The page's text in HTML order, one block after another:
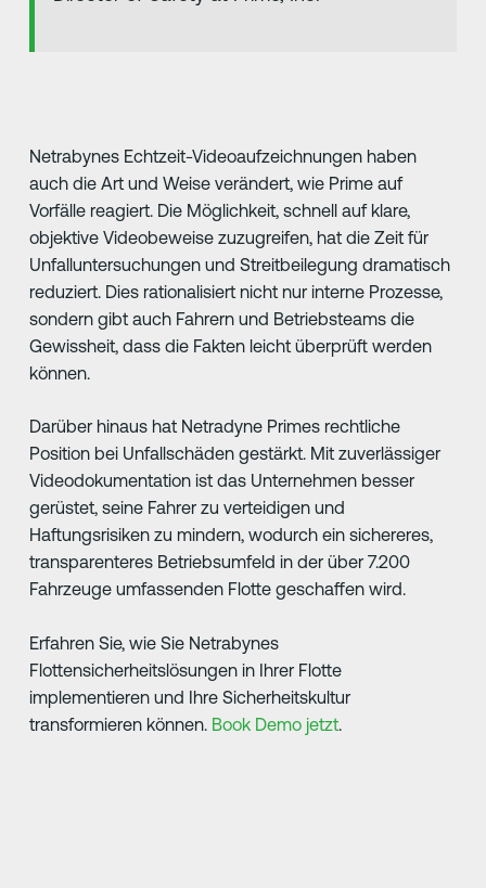
Netrabynes Echtzeit-Videoaufzeichnungen haben
auch die Art und Weise verändert, wie Prime auf
Vorfälle reagiert. Die Möglichkeit, schnell auf klare,
objektive Videobeweise zuzugreifen, hat die Zeit für
Unfalluntersuchungen und Streitbeilegung dramatisch
reduziert. Dies rationalisiert nicht nur interne Prozesse,
sondern gibt auch Fahrern und Betriebsteams die
Gewissheit, dass die Fakten leicht überprüft werden
können.
Darüber hinaus hat Netradyne Primes rechtliche
Position bei Unfallschäden gestärkt. Mit zuverlässiger
Videodokumentation ist das Unternehmen besser
gerüstet, seine Fahrer zu verteidigen und
Haftungsrisiken zu mindern, wodurch ein sichereres,
transparenteres Betriebsumfeld in der über 7.200
Fahrzeuge umfassenden Flotte geschaffen wird.
Erfahren Sie, wie Sie Netrabynes
Flottensicherheitslösungen in Ihrer Flotte
implementieren und Ihre Sicherheitskultur
transformieren können. Book Demo jetzt.